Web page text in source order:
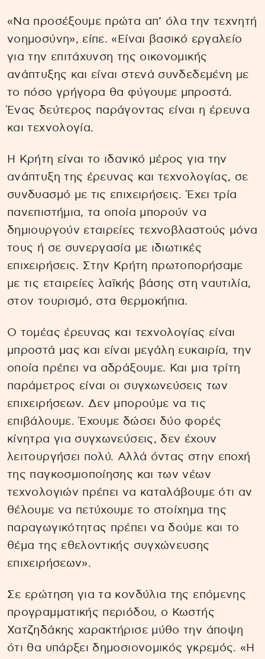
«Να προσέξουμε πρώτα απ’ όλα την τεχνητή
νοημοσύνη», είπε. «Είναι βασικό εργαλείο
για την επιτάχυνση της οικονομικής
ανάπτυξης και είναι στενά συνδεδεμένη με
το πόσο γρήγορα θα φύγουμε μπροστά.
Ένας δεύτερος παράγοντας είναι η έρευνα
και τεχνολογία.
Η Κρήτη είναι το ιδανικό μέρος για την
ανάπτυξη της έρευνας και τεχνολογίας, σε
συνδυασμό με τις επιχειρήσεις. Έχει τρία
πανεπιστήμια, τα οποία μπορούν να
δημιουργούν εταιρείες τεχνοβλαστούς μόνα
τους ή σε συνεργασία με ιδιωτικές
επιχειρήσεις. Στην Κρήτη πρωτοπορήσαμε
με τις εταιρείες λαϊκής βάσης στη ναυτιλία,
στον τουρισμό, στα θερμοκήπια.
Ο τομέας έρευνας και τεχνολογίας είναι
μπροστά μας και είναι μεγάλη ευκαιρία, την
οποία πρέπει να αδράξουμε. Και μια τρίτη
παράμετρος είναι οι συγχωνεύσεις των
επιχειρήσεων. Δεν μπορούμε να τις
επιβάλουμε. Έχουμε δώσει δύο φορές
κίνητρα για συγχωνεύσεις, δεν έχουν
λειτουργήσει πολύ. Αλλά όντας στην εποχή
της παγκοσμιοποίησης και των νέων
τεχνολογιών πρέπει να καταλάβουμε ότι αν
θέλουμε να πετύχουμε το στοίχημα της
παραγωγικότητας πρέπει να δούμε και το
θέμα της εθελοντικής συγχώνευσης
επιχειρήσεων».
Σε ερώτηση για τα κονδύλια της επόμενης
προγραμματικής περιόδου, ο Κωστής
Χατζηδάκης χαρακτήρισε μύθο την άποψη
ότι θα υπάρξει δημοσιονομικός γκρεμός. «Η